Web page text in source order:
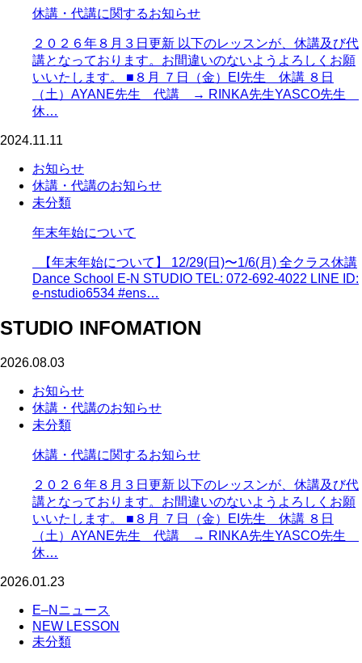
休講・代講に関するお知らせ
２０２６年８月３日更新 以下のレッスンが、休講及び代
講となっております。お間違いのないようよろしくお願
いいたします。 ■８月 ７日（金）EI先生 休講 ８日
（土）AYANE先生 代講 → RINKA先生YASCO先生
休…
2024.11.11
お知らせ
休講・代講のお知らせ
未分類
年末年始について
【年末年始について】 12/29(日)〜1/6(月) 全クラス休講
Dance School E-N STUDIO TEL: 072-692-4022 LINE ID:
e-nstudio6534 #ens…
STUDIO INFOMATION
2026.08.03
お知らせ
休講・代講のお知らせ
未分類
休講・代講に関するお知らせ
２０２６年８月３日更新 以下のレッスンが、休講及び代
講となっております。お間違いのないようよろしくお願
いいたします。 ■８月 ７日（金）EI先生 休講 ８日
（土）AYANE先生 代講 → RINKA先生YASCO先生
休…
2026.01.23
E–Nニュース
NEW LESSON
未分類